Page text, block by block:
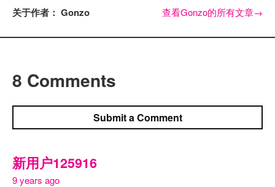
关于作者： Gonzo 查看Gonzo的所有文章→
8 Comments
Submit a Comment
新用户125916
9 years ago